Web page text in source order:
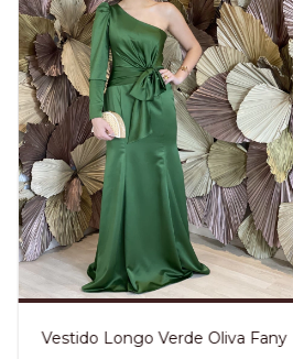
Vestido Longo Verde Oliva Fany